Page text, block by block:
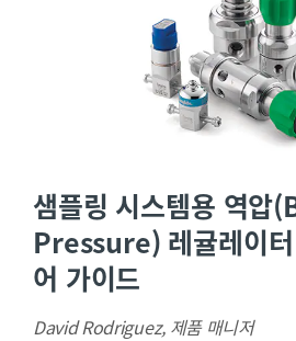
샘플링 시스템용 역압
Pressure) 레귤레이
어 가이드
David Rodriguez, 제품 매니저